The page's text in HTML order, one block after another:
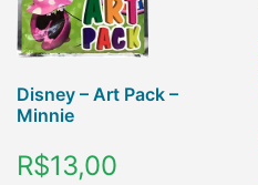
Disney – Art Pack –
Minnie
R$13,00